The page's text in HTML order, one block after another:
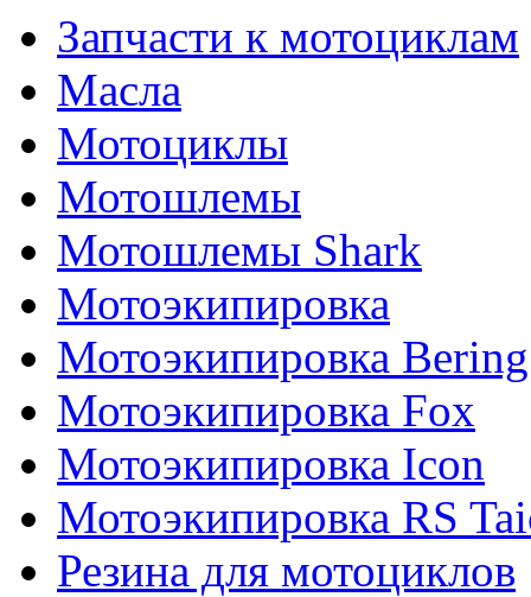
Запчасти к мотоциклам
Масла
Мотоциклы
Мотошлемы
Мотошлемы Shark
Мотоэкипировка
Мотоэкипировка Bering
Мотоэкипировка Fox
Мотоэкипировка Icon
Мотоэкипировка RS
Резина для мотоциклов